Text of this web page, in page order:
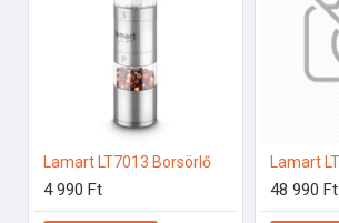
Lamart LT7013 Borsörlő
4 990 Ft 48 990 Ft